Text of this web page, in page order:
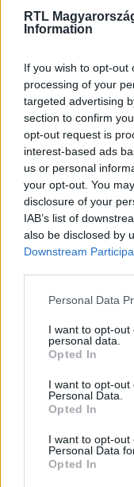
RTL
Information
If you wish to opt-out
processing of your
targeted advertising
section to confirm
opt-out request is
interest-based ads
us or personal
your opt-out. You
disclosure of your
IAB’s list of
also be disclosed by
Downstream
Please note that this
not limited to your
grant or deny
use your data for
consent section.
Personal Data
I want to opt-
personal data.
Opted In
I want to opt-out
Personal Data.
Opted In
I want to opt-
Personal Data
Opted In
tagállamai az
tengerek
2023. február 21. 17:49
Oroszország
között.